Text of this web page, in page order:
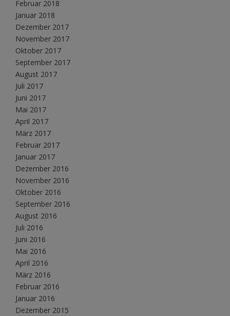
Februar 2018
Januar 2018
Dezember 2017
November 2017
Oktober 2017
September 2017
August 2017
Juli 2017
Juni 2017
Mai 2017
April 2017
März 2017
Februar 2017
Januar 2017
Dezember 2016
November 2016
Oktober 2016
September 2016
August 2016
Juli 2016
Juni 2016
Mai 2016
April 2016
März 2016
Februar 2016
Januar 2016
Dezember 2015